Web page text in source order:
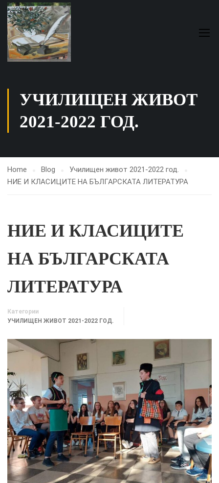
УЧИЛИЩЕН ЖИВОТ
2021-2022 ГОД.
Home Blog
Училищен живот 2021-2022 год.
НИЕ И КЛАСИЦИТЕ НА БЪЛГАРСКАТА ЛИТЕРАТУРА
НИЕ И КЛАСИЦИТЕ
НА БЪЛГАРСКАТА
ЛИТЕРАТУРА
Категории
УЧИЛИЩЕН ЖИВОТ 2021-2022 ГОД.